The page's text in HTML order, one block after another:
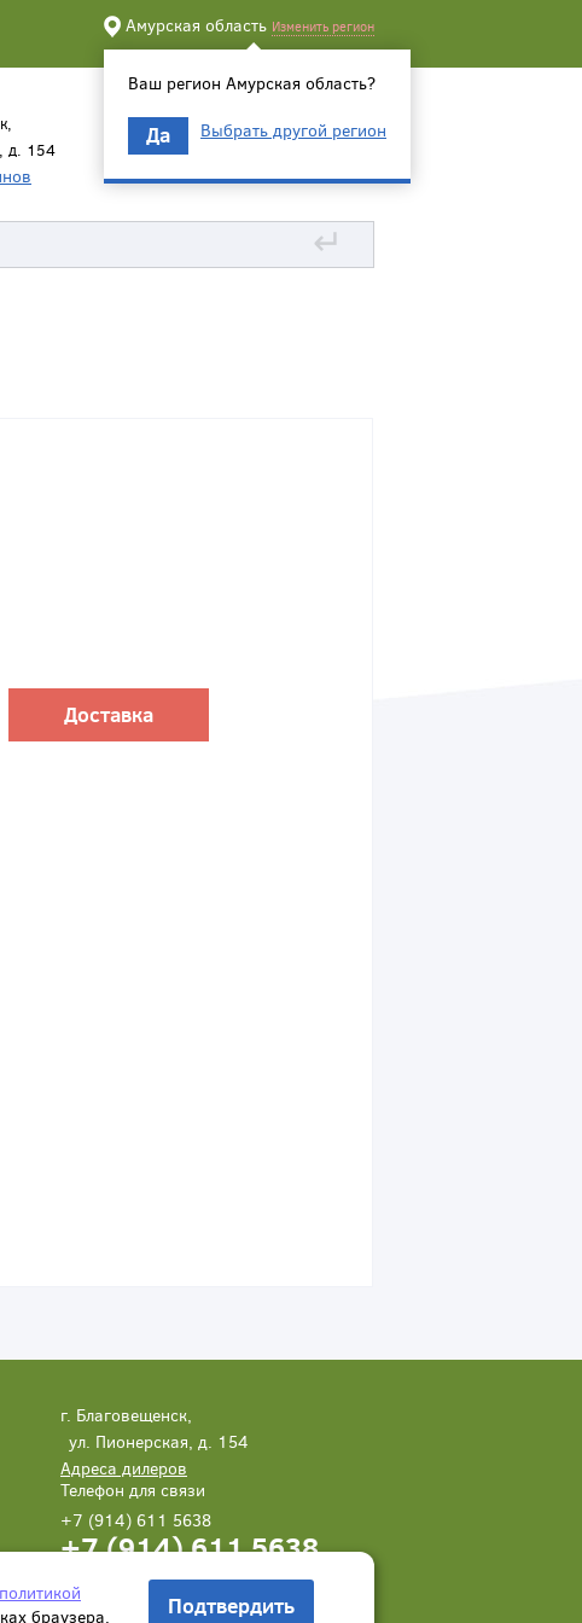
Амурская область Изменить регион
Ваш регион Амурская область?
Да Выбрать другой регион
д. 154
↵
Доставка
г. Благовещенск,
ул. Пионерская, д. 154
Адреса дилеров
Телефон для связи
+7 (914) 611 5638
+7 (914) 611 5638
Написать нам Заказать звонок
политикой
браузера. Подтвердить